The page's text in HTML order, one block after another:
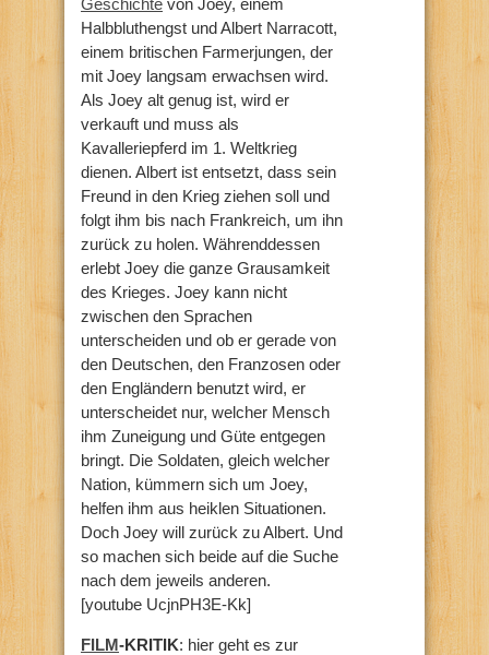
Halbbluthengst und Albert Narracott,
einem britischen Farmerjungen, der
mit Joey langsam erwachsen wird.
Als Joey alt genug ist, wird er
verkauft und muss als
Kavalleriepferd im 1. Weltkrieg
dienen. Albert ist entsetzt, dass sein
Freund in den Krieg ziehen soll und
folgt ihm bis nach Frankreich, um ihn
zurück zu holen. Währenddessen
erlebt Joey die ganze Grausamkeit
des Krieges. Joey kann nicht
zwischen den Sprachen
unterscheiden und ob er gerade von
den Deutschen, den Franzosen oder
den Engländern benutzt wird, er
unterscheidet nur, welcher Mensch
ihm Zuneigung und Güte entgegen
bringt. Die Soldaten, gleich welcher
Nation, kümmern sich um Joey,
helfen ihm aus heiklen Situationen.
Doch Joey will zurück zu Albert. Und
so machen sich beide auf die Suche
nach dem jeweils anderen.
[youtube UcjnPH3E-Kk]
FILM-KRITIK: hier geht es zur